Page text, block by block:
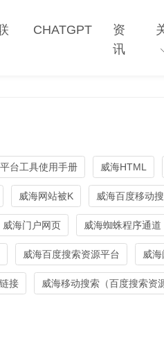
CHATGPT
资
讯
台工具使用手册 威海HTML
威海网站被K 威海百度移动
威海门户网页 威海蜘蛛程序通道
威海百度搜索资源平台 威
接 威海移动搜索（百度搜索资